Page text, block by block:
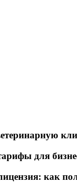
для
как